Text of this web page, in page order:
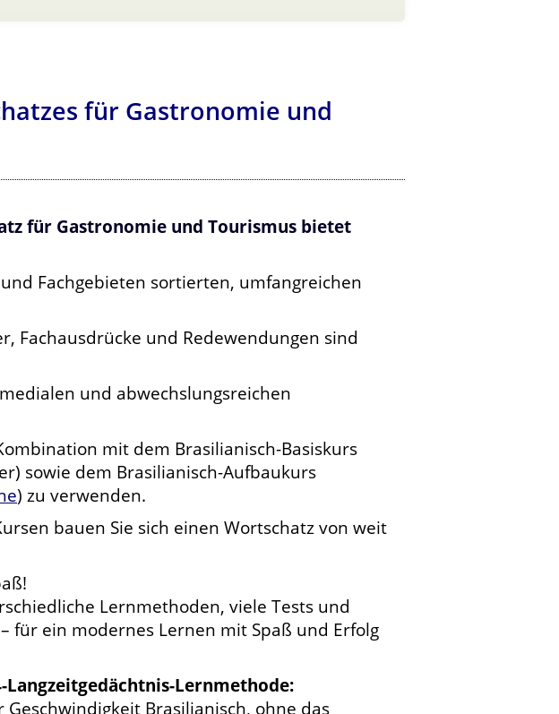
für Gastronomie und
für Gastronomie und Tourismus bietet
Fachgebieten sortierten, umfangreichen
Fachausdrücke und Redewendungen sind
und abwechslungsreichen
mit dem Brasilianisch-Basiskurs
sowie dem Brasilianisch-Aufbaukurs
) zu verwenden.
bauen Sie sich einen Wortschatz von weit
Lernmethoden, viele Tests und
für ein modernes Lernen mit Spaß und Erfolg
Lernmethode:
Brasilianisch, ohne das